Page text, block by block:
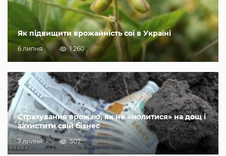
Як підвищити врожайність сої в Україні
6 липня 1 260
Страхування врожаю, як не «молитися» на дощ і
захистити свій бізнес
7 липня 507